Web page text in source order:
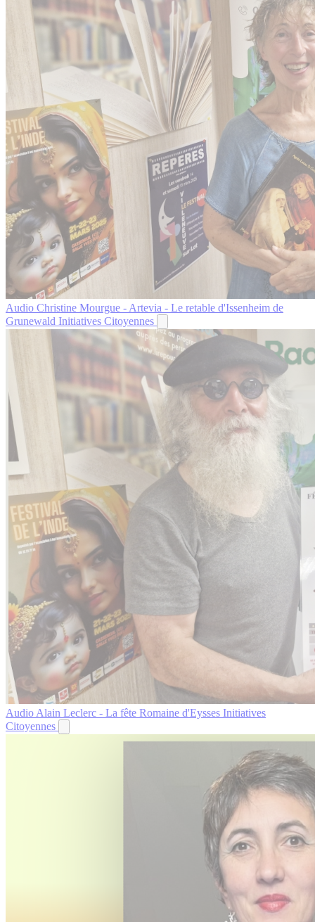
Audio Christine Mourgue - Artevia - Le retable d'Issenheim de
Grunewald Initiatives Citoyennes
AudioAlain Leclerc - La fête Romaine d'Eysses Initiatives
Citoyennes